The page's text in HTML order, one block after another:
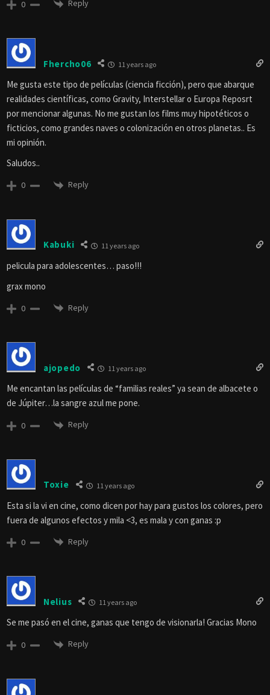
0 Reply
Fhercho06 11 years ago
Me gusta este tipo de películas (ciencia ficción), pero que abarque
realidades científicas, como Gravity, Interstellar o Europa Reposrt
por mencionar algunas. No me gustan los films muy hipotéticos o
ficticios, como grandes naves o colonización en otros planetas.. Es
mi opinión.
Saludos..
0 Reply
Kabuki 11 years ago
pelicula para adolescentes… paso!!!
grax mono
0 Reply
ajopedo 11 years ago
Me encantan las películas de “familias reales” ya sean de albacete o
de Júpiter…la sangre azul me pone.
0 Reply
Toxie 11 years ago
Esta si la vi en cine, como dicen por hay para gustos los colores, pero
fuera de algunos efectos y mila <3, es mala y con ganas :p
0 Reply
Nelius 11 years ago
Se me pasó en el cine, ganas que tengo de visionarla! Gracias Mono
0 Reply